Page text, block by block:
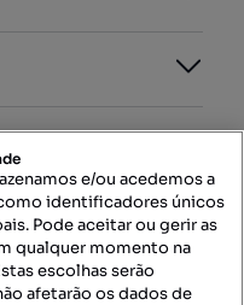
e/ou acedemos a
identificadores únicos
Pode aceitar ou gerir as
qualquer momento na
escolhas serão
afetarão os dados de